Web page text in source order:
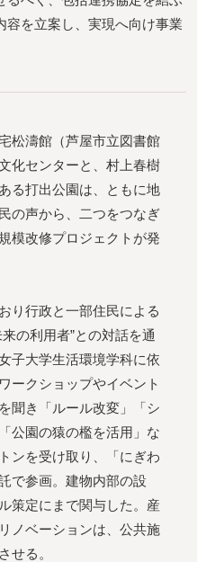
容を立案し、実現へ向け事業
松濤館（芦屋市立図書館
化センターと、村上春樹
る打出公園は、ともに地
の声から、二つをつなぎ
模改修プロジェクトが発
り行政と一部住民による
の利用者”との対話を通
子大学生活環境学科に依
ークショップやイベント
聞き「ルール改変」「シ
公園の猿の檻を活用」な
ンを受け取り、「にぎわ
で参画。建物内部の設
策定にまで関与した。産
ノベーションは、公共施
せる。